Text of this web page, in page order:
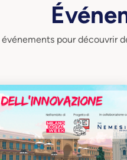
événements pour découvrir